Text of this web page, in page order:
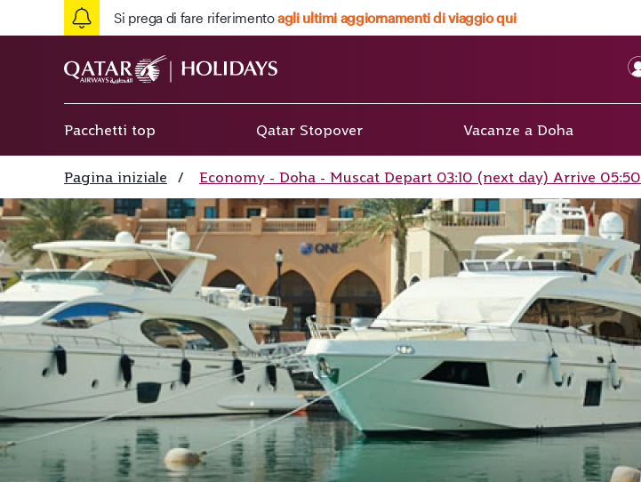
Si prega di fare riferimentoagli ultimi aggiornamenti di viaggio qui
Pacchetti top Qatar Stopover Vacanze a Doha
Pagina iniziale / Economy - Doha - Muscat Depart 03:10 (next day) Arrive 05:50